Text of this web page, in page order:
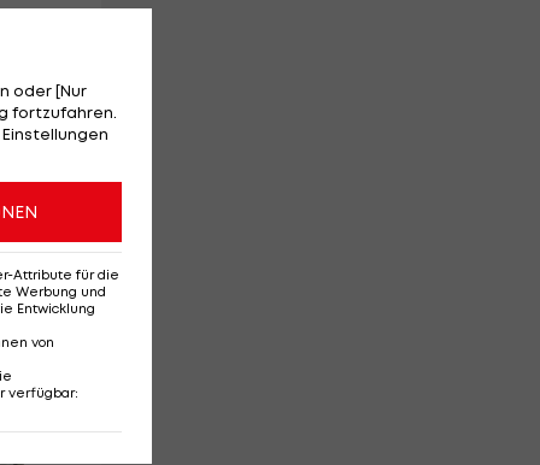
oder [Nur
fortzufahren.
Attribute für die
Werbung und
Entwicklung
von
verfügbar: